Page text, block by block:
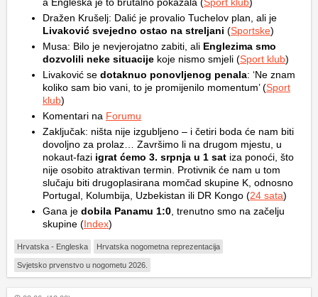
Dražen Krušelj: Dalić je provalio Tuchelov plan, ali je
Livaković svejedno ostao na streljani (Sportske)
Musa: Bilo je nevjerojatno zabiti, ali Englezima smo
dozvolili neke situacije koje nismo smjeli (Sport klub)
Livaković se dotaknuo ponovljenog penala: ‘Ne znam
koliko sam bio vani, to je promijenilo momentum’ (Sport
klub)
Komentari na Forumu
Zaključak: ništa nije izgubljeno – i četiri boda će nam biti
dovoljno za prolaz… Završimo li na drugom mjestu, u
nokaut-fazi igrat ćemo 3. srpnja u 1 sat iza ponoći, što
nije osobito atraktivan termin. Protivnik će nam u tom
slučaju biti drugoplasirana momčad skupine K, odnosno
Portugal, Kolumbija, Uzbekistan ili DR Kongo (24 sata)
Gana je dobila Panamu 1:0 , trenutno smo na začelju
skupine (Index)
Hrvatska - Engleska Hrvatska nogometna reprezentacija
Svjetsko prvenstvo u nogometu 2026.